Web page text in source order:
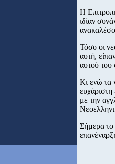
Η
ιδίαν
Τόσο οι
αυτή,
αυτού του
Κι ενώ τα
με την
Σήμερα το